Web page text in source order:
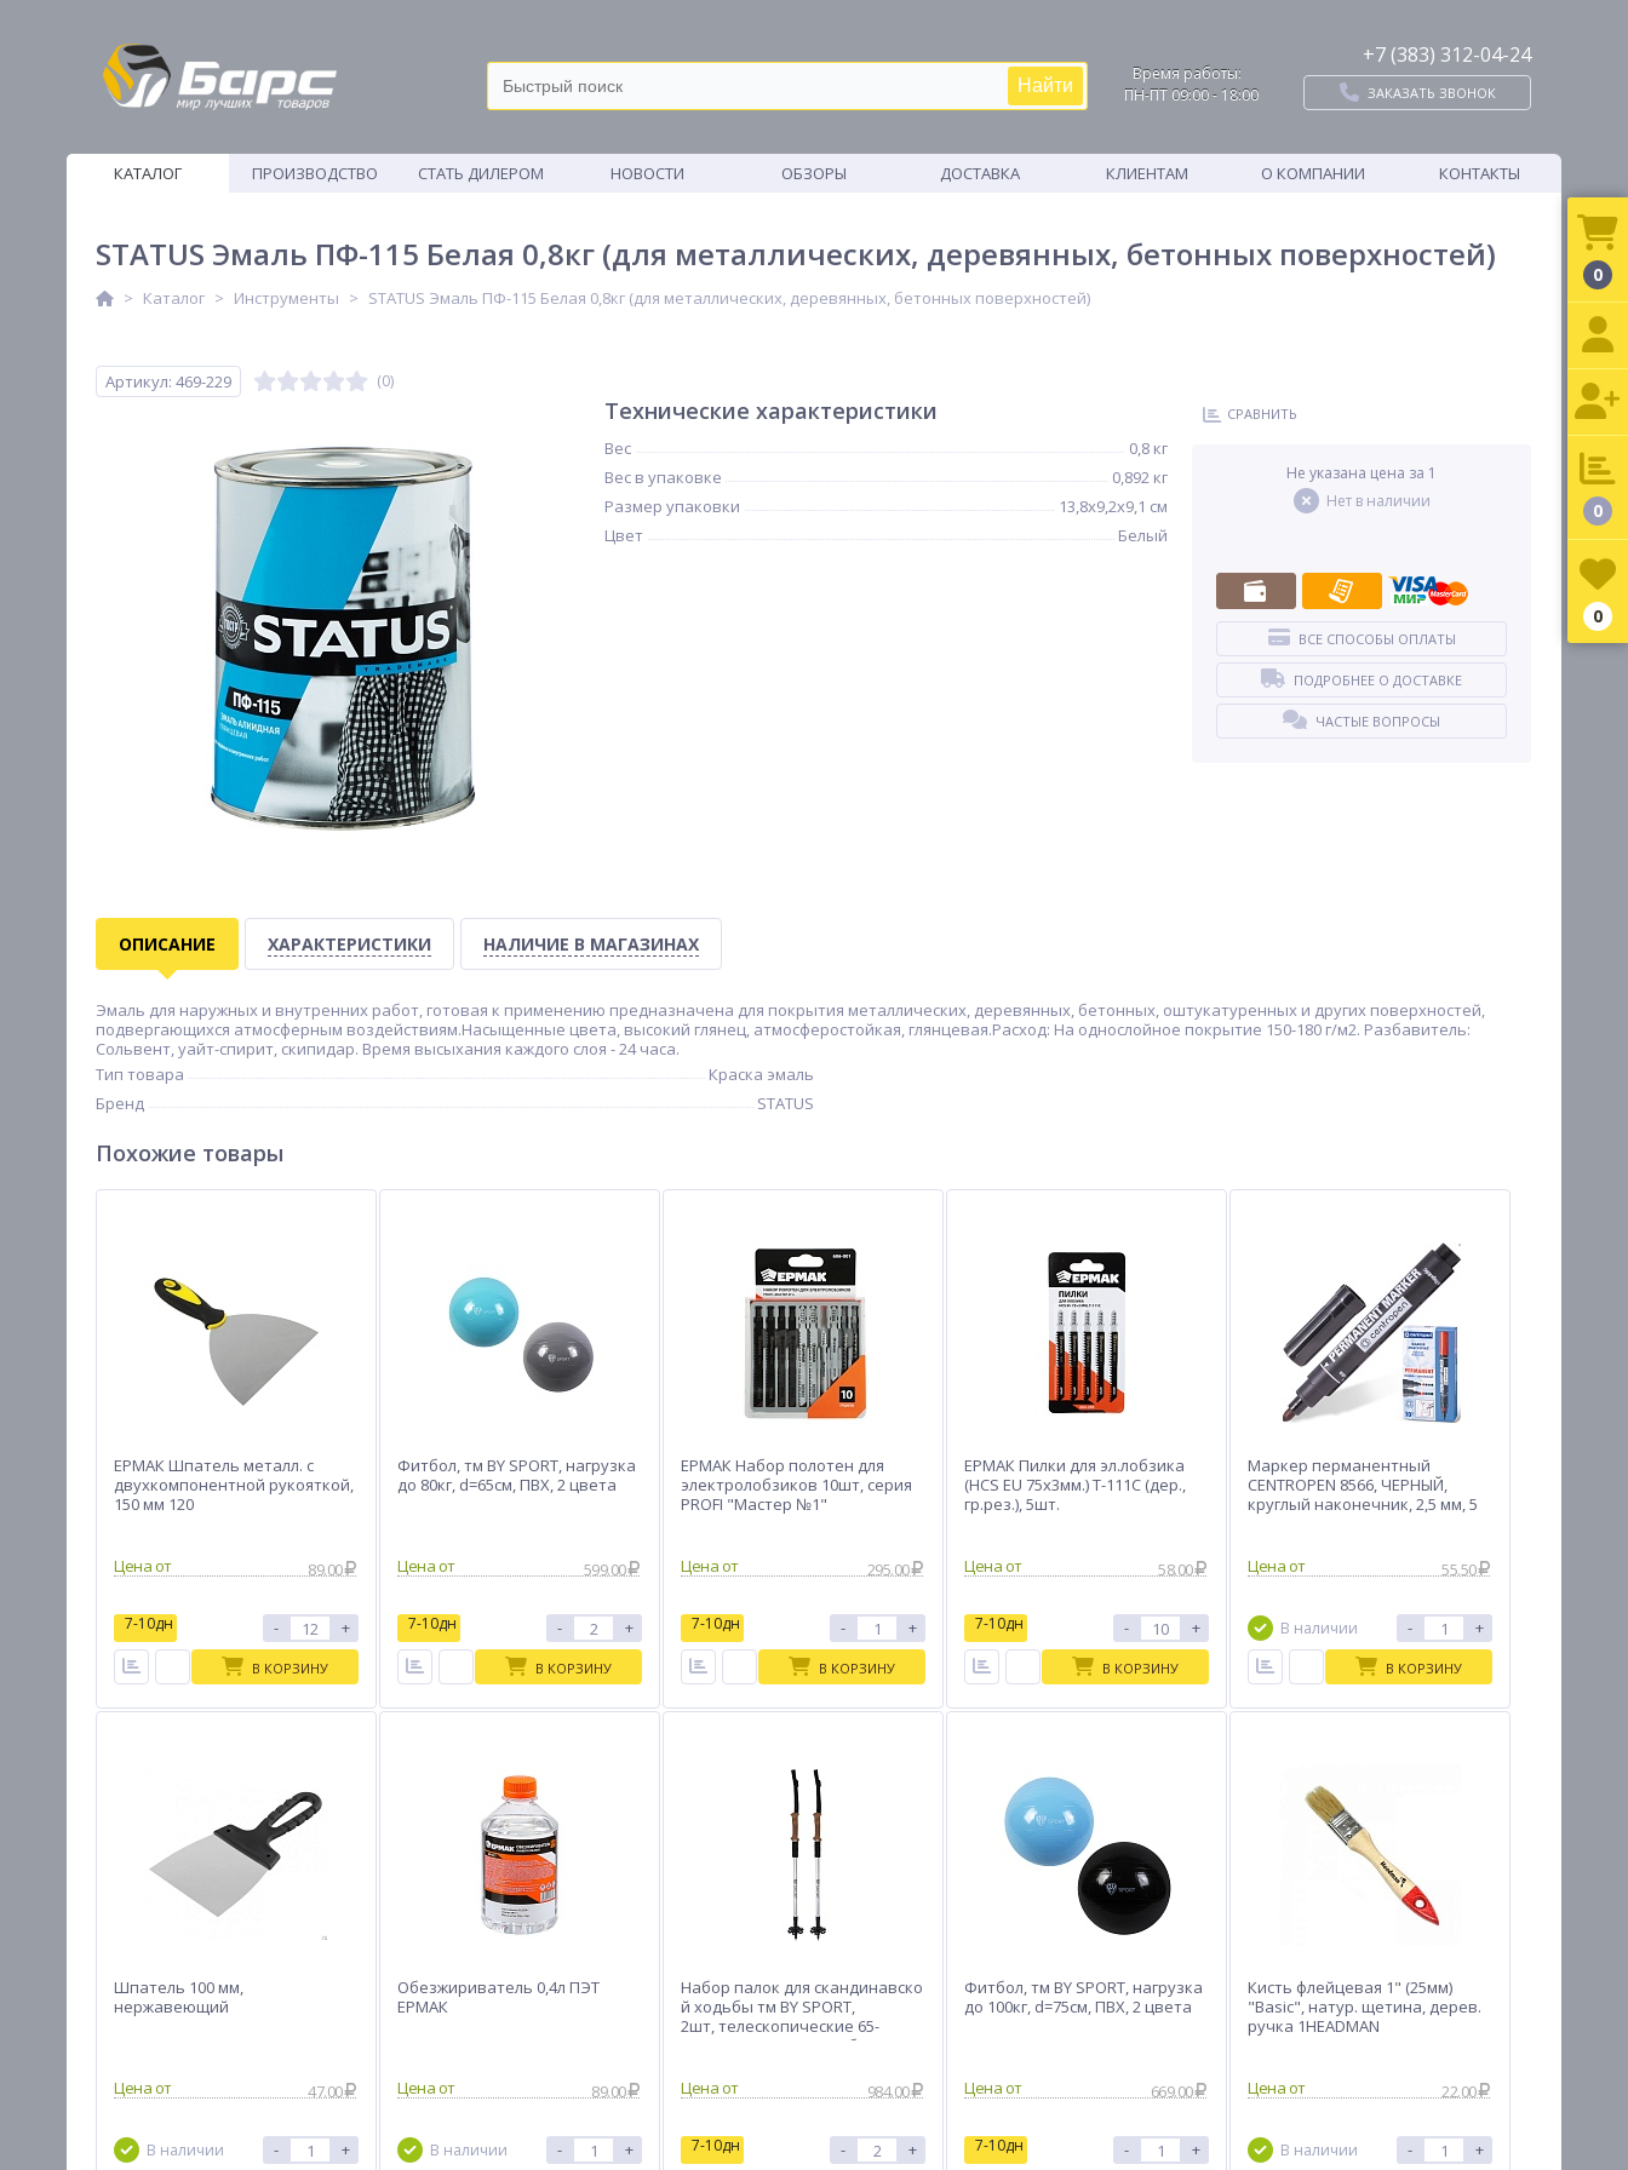
Найти
Время работы:
ПН-ПТ 09:00 - 18:00
+7 (383) 312-04-24
ЗАКАЗАТЬ ЗВОНОК
КАТАЛОГ
ПРОИЗВОДСТВО
СТАТЬ ДИЛЕРОМ НОВОСТИ ОБЗОРЫ ДОСТАВКА КЛИЕНТАМ О КОМПАНИИ КОНТАКТЫ
STATUS Эмаль ПФ-115 Белая 0,8кг (для металлических, деревянных, бетонных поверхностей)
Каталог Инструменты STATUS Эмаль ПФ-115 Белая 0,8кг (для металлических, деревянных, бетонных поверхностей)
Артикул: 469-229 (0)
Технические характеристики
Вес
0,8 кг
Вес в упаковке
0,892 кг
Размер упаковки
13,8х9,2х9,1 см
Цвет
Белый
СРАВНИТЬ
Не указана цена за 1
Нет в наличии
ВСЕ СПОСОБЫ ОПЛАТЫ
ПОДРОБНЕЕ О ДОСТАВКЕ
ЧАСТЫЕ ВОПРОСЫ
ОПИСАНИЕ ХАРАКТЕРИСТИКИ НАЛИЧИЕ В МАГАЗИНАХ
Эмаль для наружных и внутренних работ, готовая к применению предназначена для покрытия металлических, деревянных, бетонных, оштукатуренных и других поверхностей,
подвергающихся атмосферным воздействиям.Насыщенные цвета, высокий глянец, атмосферостойкая, глянцевая.Расход: На однослойное покрытие 150-180 г/м2. Разбавитель:
Сольвент, уайт-спирит, скипидар. Время высыхания каждого слоя - 24 часа.
Тип товара
Краска эмаль
Бренд
STATUS
Похожие товары
ЕРМАК Шпатель металл. с
двухкомпонентной рукояткой,
150 мм 120
Цена от 89.00
7-10дн - +
В КОРЗИНУ
Фитбол, тм BY SPORT, нагрузка
до 80кг, d=65см, ПВХ, 2 цвета
Цена от 599.00
7-10дн - +
В КОРЗИНУ
ЕРМАК Набор полотен для
электролобзиков 10шт, серия
PROFI "Мастер №1"
Цена от 295.00
7-10дн - +
В КОРЗИНУ
ЕРМАК Пилки для эл.лобзика
(HCS EU 75х3мм.) T-111C (дер.,
гр.рез.), 5шт.
Цена от 58.00
7-10дн - +
В КОРЗИНУ
Маркер перманентный
CENTROPEN 8566, ЧЕРНЫЙ,
круглый наконечник, 2,5 мм, 5
Цена от
55.50
В наличии - +
В КОРЗИНУ
Шпатель 100 мм,
нержавеющий
Цена от 47.00
В наличии - +
Обезжириватель 0,4л ПЭТ
ЕРМАК
Цена от 89.00
В наличии - +
Набор палок для скандинавско
й ходьбы тм BY SPORT,
2шт, телескопические 65-
135см, алюм 6061, пробка
Цена от
984.00
7-10дн - +
Фитбол, тм BY SPORT, нагрузка
до 100кг, d=75см, ПВХ, 2 цвета
Цена от 669.00
7-10дн - +
Кисть флейцевая 1" (25мм)
"Basic", натур. щетина, дерев.
ручка 1HEADMAN
Цена от 22.00
В наличии - +
0
0
0